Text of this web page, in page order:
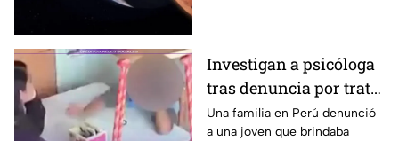
Investigan a psicóloga
tras denuncia por trato
a menor con autismo
Una familia en Perú denunció
a una joven que brindaba